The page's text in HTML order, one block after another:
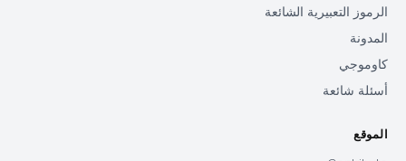
الرموز التعبيرية الشائعة
المدونة
كاوموجي
أسئلة شائعة
الموقع